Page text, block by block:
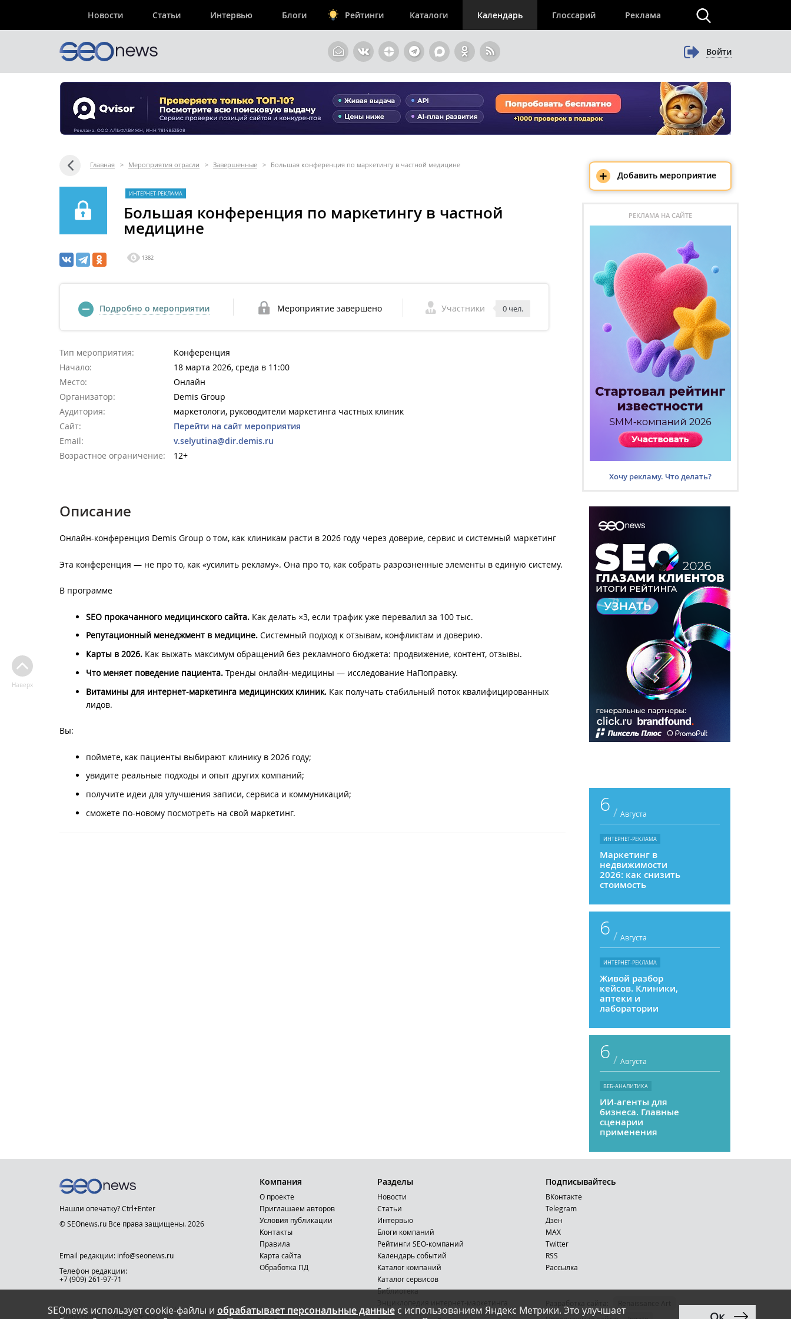
Новости Статьи Интервью Блоги Рейтинги Каталоги Календарь Глоссарий Реклама
Войти
Главная > Мероприятия отрасли > Завершенные > Большая конференция по маркетингу в частной медицине
ИНТЕРНЕТ-РЕКЛАМА
Большая конференция по маркетингу в частной
медицине
1382
Подробно о мероприятии Мероприятие завершено Участники 0 чел.
Тип мероприятия:
Конференция
Начало:
18 марта 2026, среда в 11:00
Место:
Онлайн
Организатор:
Demis Group
Аудитория:
маркетологи, руководители маркетинга частных клиник
Сайт:
Перейти на сайт мероприятия
Email:
v.selyutina@dir.demis.ru
Возрастное ограничение:
12+
Описание
Онлайн-конференция Demis Group о том, как клиникам расти в 2026 году через доверие, сервис и системный маркетинг
Эта конференция — не про то, как «усилить рекламу». Она про то, как собрать разрозненные элементы в единую систему.
В программе
SEO прокачанного медицинского сайта. Как делать ×3, если трафик уже перевалил за 100 тыс.
Репутационный менеджмент в медицине. Системный подход к отзывам, конфликтам и доверию.
Карты в 2026. Как выжать максимум обращений без рекламного бюджета: продвижение, контент, отзывы.
Что меняет поведение пациента. Тренды онлайн-медицины — исследование НаПоправку.
Витамины для интернет-маркетинга медицинских клиник. Как получать стабильный поток квалифицированных
лидов.
Вы:
поймете, как пациенты выбирают клинику в 2026 году;
увидите реальные подходы и опыт других компаний;
получите идеи для улучшения записи, сервиса и коммуникаций;
сможете по-новому посмотреть на свой маркетинг.
Наверх
+ Добавить мероприятие
РЕКЛАМА НА САЙТЕ
Хочу рекламу. Что делать?
6 / Августа
ИНТЕРНЕТ-РЕКЛАМА
Маркетинг в
недвижимости
2026: как снизить
стоимость
увеличить
продажи
6 / Августа
ИНТЕРНЕТ-РЕКЛАМА
Живой разбор
кейсов. Клиники,
аптеки и
лаборатории
6 / Августа
ВЕБ-АНАЛИТИКА
ИИ-агенты для
бизнеса. Главные
сценарии
применения
SEOnews использует cookie-файлы и обрабатывает персональные данныес использованием Яндекс Метрики. Это улучшает
Нашли опечатку? Ctrl+Enter
© SEOnews.ru Все права защищены. 2026
Email редакции: info@seonews.ru
Телефон редакции:
+7 (909) 261-97-71
This site is protected by reCAPTCHA and the Google
Privacy Policyand Terms of Serviceapply.
Компания
О проекте
Приглашаем авторов
Условия публикации
Контакты
Правила
Карта сайта
Обработка ПД
Разделы
Новости
Статьи
Интервью
Блоги компаний
Рейтинги SEO-компаний
Календарь событий
Каталог компаний
Каталог сервисов
Библиотека
Подписывайтесь
ВКонтакте
Telegram
Дзен
MAX
Тwitter
RSS
Рассылка